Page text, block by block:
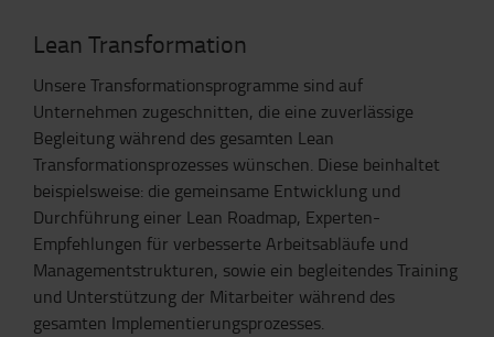
Lean Transformation
Unsere Transformationsprogramme sind auf
Unternehmen zugeschnitten, die eine zuverlässige
Begleitung während des gesamten Lean
Transformationsprozesses wünschen. Diese beinhaltet
beispielsweise: die gemeinsame Entwicklung und
Durchführung einer Lean Roadmap, Experten-
Empfehlungen für verbesserte Arbeitsabläufe und
Managementstrukturen, sowie ein begleitendes Training
und Unterstützung der Mitarbeiter während des
gesamten Implementierungsprozesses.